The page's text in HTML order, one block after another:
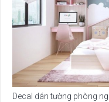
Decal dán tường phòng